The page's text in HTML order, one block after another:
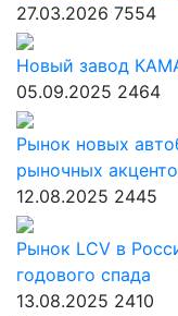
27.03.2026 7554
Новый завод
05.09.2025 2464
Рынок новых
рыночных
12.08.2025 2445
Рынок LCV в
годового спада
13.08.2025 2410